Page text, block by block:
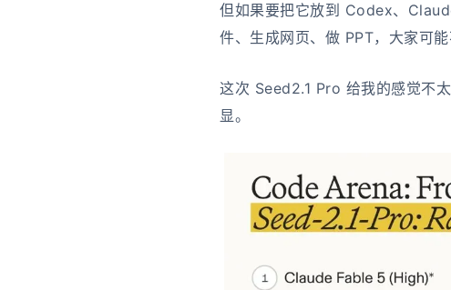
但如果要把它放到 Codex、
件、生成网页、做 PPT，大家可能
这次 Seed2.1 Pro 给我的感觉不
显。